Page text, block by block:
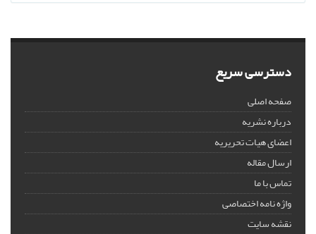
دسترسی سریع
صفحه اصلی
درباره نشریه
اعضای هیات تحریریه
ارسال مقاله
تماس با ما
واژه نامه اختصاصی
نقشه سایت